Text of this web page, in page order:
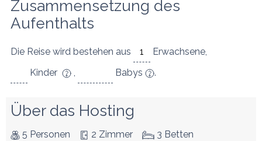
Zusammensetzung des
Aufenthalts
Die Reise wird bestehen aus Erwachsene,
Kinder
, Babys .
Über das Hosting
5 Personen 2 Zimmer
3 Betten